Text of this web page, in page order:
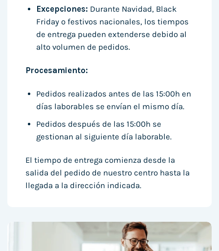
Excepciones: Durante Navidad, Black
Friday o festivos nacionales, los tiempos
de entrega pueden extenderse debido al
alto volumen de pedidos.
Procesamiento:
Pedidos realizados antes de las 15:00h en
días laborables se envían el mismo día.
Pedidos después de las 15:00h se
gestionan al siguiente día laborable.
El tiempo de entrega comienza desde la
salida del pedido de nuestro centro hasta la
llegada a la dirección indicada.